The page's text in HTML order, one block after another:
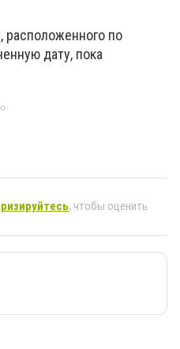
расположенного по
дату, пока
, чтобы оценить